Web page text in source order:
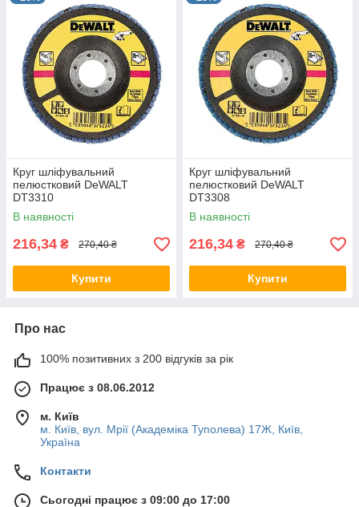
Круг шліфувальний
пелюстковий DeWALT
DT3310
В наявності
216,34 ₴ 270,40 ₴
Купити
Круг шліфувальний
пелюстковий DeWALT
DT3308
В наявності
216,34 ₴ 270,40 ₴
Купити
Про нас
100% позитивних з 200 відгуків за рік
Працює з 08.06.2012
м. Київ
м. Київ, вул. Мрії (Академіка Туполева) 17Ж, Київ,
Україна
Контакти
Сьогодні працює з 09:00 до 17:00